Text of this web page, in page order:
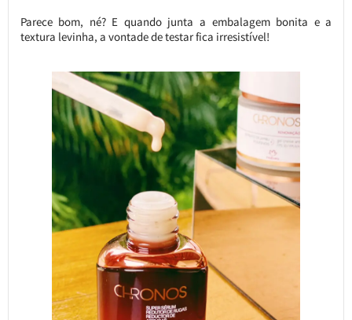
Parece bom, né? E quando junta a embalagem bonita e a
textura levinha, a vontade de testar fica irresistível!